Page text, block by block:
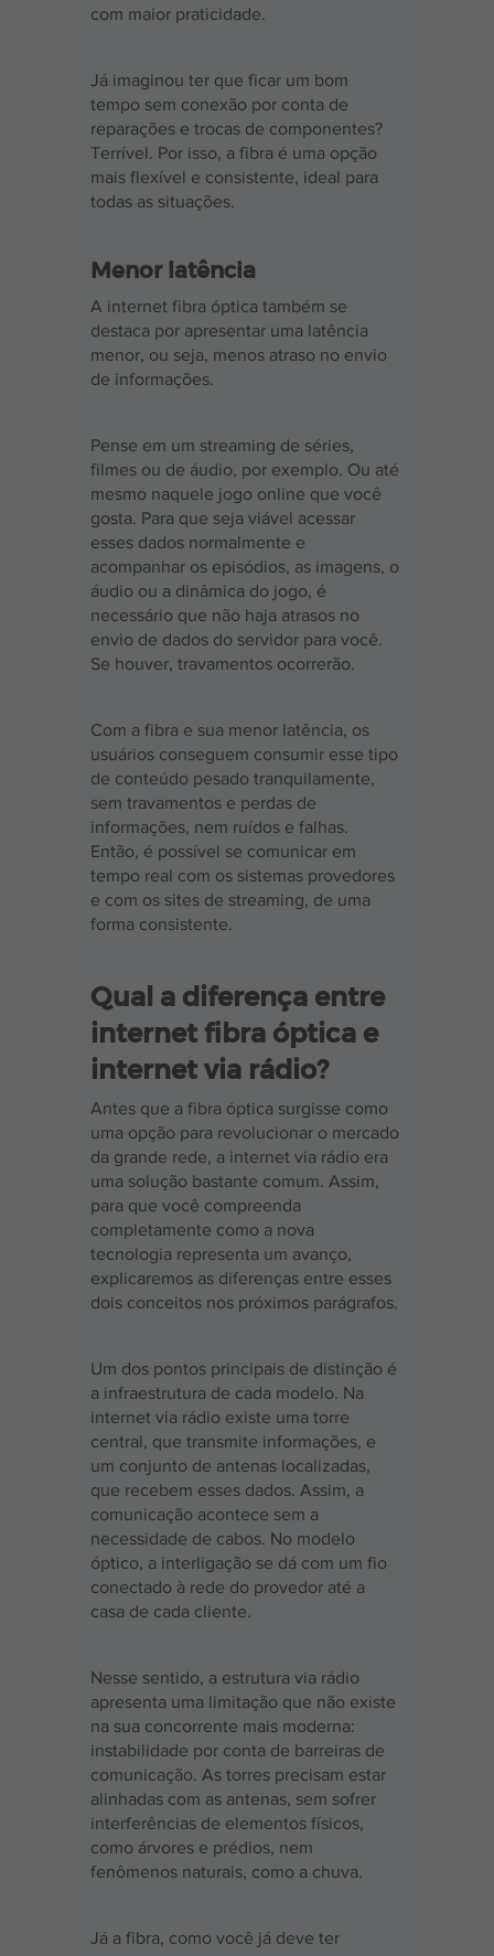
com maior praticidade.
Já imaginou ter que ficar um bom
tempo sem conexão por conta de
reparações e trocas de componentes?
Terrível. Por isso, a fibra é uma opção
mais flexível e consistente, ideal para
todas as situações.
Menor latência
A internet fibra óptica também se
destaca por apresentar uma latência
menor, ou seja, menos atraso no envio
de informações.
Pense em um streaming de séries,
filmes ou de áudio, por exemplo. Ou até
mesmo naquele jogo online que você
gosta. Para que seja viável acessar
esses dados normalmente e
acompanhar os episódios, as imagens, o
áudio ou a dinâmica do jogo, é
necessário que não haja atrasos no
envio de dados do servidor para você.
Se houver, travamentos ocorrerão.
Com a fibra e sua menor latência, os
usuários conseguem consumir esse tipo
de conteúdo pesado tranquilamente,
sem travamentos e perdas de
informações, nem ruídos e falhas.
Então, é possível se comunicar em
tempo real com os sistemas provedores
e com os sites de streaming, de uma
forma consistente.
Qual a diferença entre
internet fibra óptica e
internet via rádio?
Antes que a fibra óptica surgisse como
uma opção para revolucionar o mercado
da grande rede, a internet via rádio era
uma solução bastante comum. Assim,
para que você compreenda
completamente como a nova
tecnologia representa um avanço,
explicaremos as diferenças entre esses
dois conceitos nos próximos parágrafos.
Um dos pontos principais de distinção é
a infraestrutura de cada modelo. Na
internet via rádio existe uma torre
central, que transmite informações, e
um conjunto de antenas localizadas,
que recebem esses dados. Assim, a
comunicação acontece sem a
necessidade de cabos. No modelo
óptico, a interligação se dá com um fio
conectado à rede do provedor até a
casa de cada cliente.
Nesse sentido, a estrutura via rádio
apresenta uma limitação que não existe
na sua concorrente mais moderna:
instabilidade por conta de barreiras de
comunicação. As torres precisam estar
alinhadas com as antenas, sem sofrer
interferências de elementos físicos,
como árvores e prédios, nem
fenômenos naturais, como a chuva.
Já a fibra, como você já deve ter